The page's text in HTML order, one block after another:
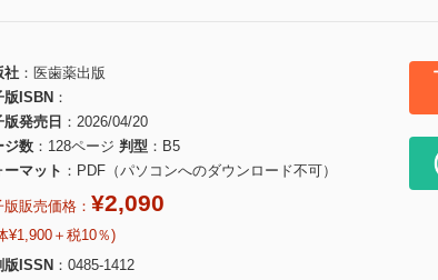
社
医歯薬出版
版ISBN
版発売日
2026/04/20
ジ数
128ページ 判型
B5
ーマット
PDF（パソコンへのダウンロード不可）
版販売価格： ¥2,090
¥1,900＋税10％)
版ISSN
0485-1412